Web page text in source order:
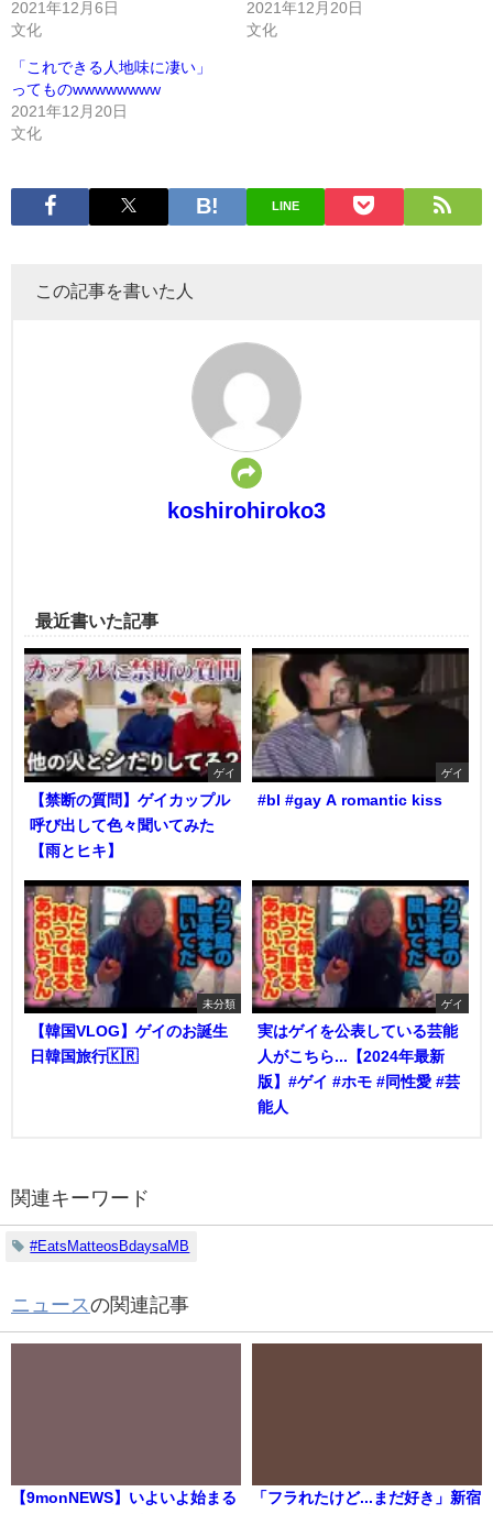
2021年12月6日
文化
2021年12月20日
文化
「これできる人地味に凄い」
ってものwwwwwwww
2021年12月20日
文化
LINE
この記事を書いた人
koshirohiroko3
最近書いた記事
ゲイ
【禁断の質問】ゲイカップル
呼び出して色々聞いてみた
【雨とヒキ】
ゲイ
#bl #gay A romantic kiss
未分類
【韓国VLOG】ゲイのお誕生
日韓国旅行🇰🇷
ゲイ
実はゲイを公表している芸能
人がこちら...【2024年最新
版】#ゲイ #ホモ #同性愛 #芸
能人
関連キーワード
#EatsMatteosBdaysaMB
ニュースの関連記事
【9monNEWS】いよいよ始まる
「フラれたけど...まだ好き」新宿